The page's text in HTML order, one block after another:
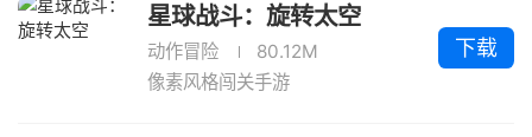
星球战斗：旋转太空
动作冒险
80.12M
像素风格闯关手游
下载